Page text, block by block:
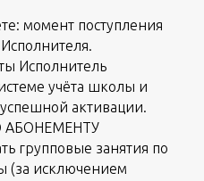
момент поступления
Исполнитель
учёта школы и
активации.
АБОНЕМЕНТУ
групповые занятия по
(за исключением